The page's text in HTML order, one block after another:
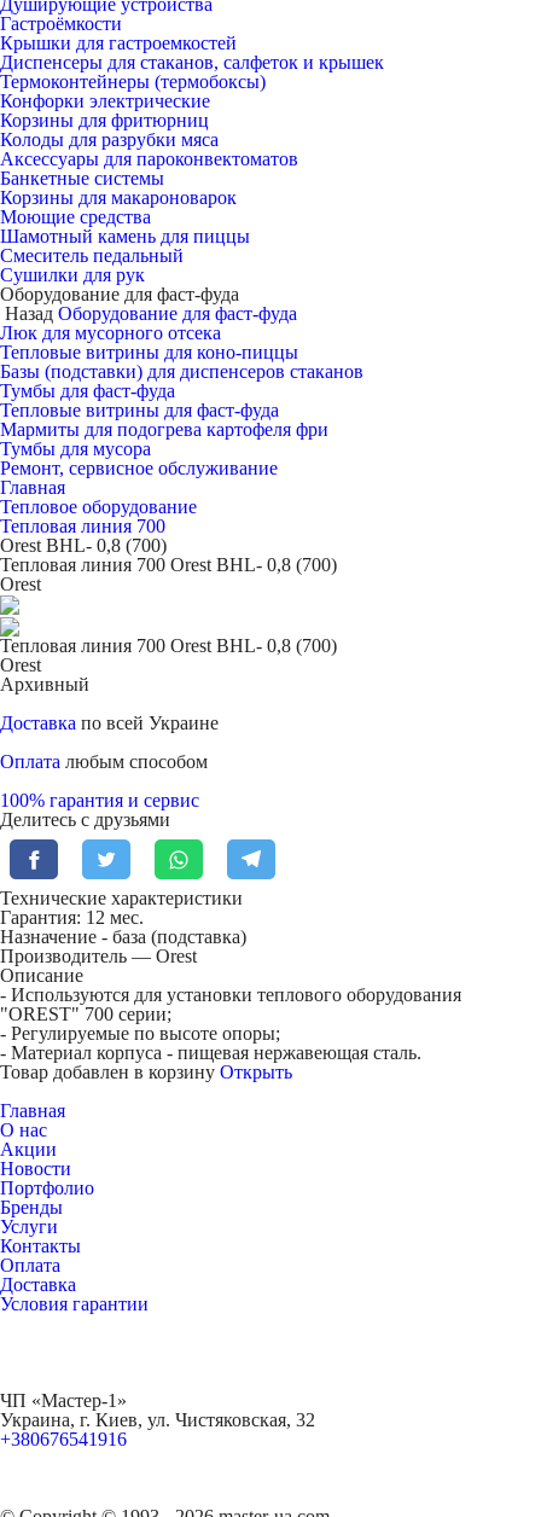
Душирующие устройства
Гастроёмкости
Крышки для гастроемкостей
Диспенсеры для стаканов, салфеток и крышек
Термоконтейнеры (термобоксы)
Конфорки электрические
Корзины для фритюрниц
Колоды для разрубки мяса
Аксессуары для пароконвектоматов
Банкетные системы
Корзины для макароноварок
Моющие средства
Шамотный камень для пиццы
Смеситель педальный
Сушилки для рук
Оборудование для фаст-фуда
Назад Оборудование для фаст-фуда
Люк для мусорного отсека
Тепловые витрины для коно-пиццы
Базы (подставки) для диспенсеров стаканов
Тумбы для фаст-фуда
Тепловые витрины для фаст-фуда
Мармиты для подогрева картофеля фри
Тумбы для мусора
Ремонт, сервисное обслуживание
Главная
Тепловое оборудование
Тепловая линия 700
Orest BHL- 0,8 (700)
Тепловая линия 700 Orest BHL- 0,8 (700)
Orest
Тепловая линия 700 Orest BHL- 0,8 (700)
Orest
Архивный
Доставка по всей Украине
Оплата любым способом
100% гарантия и сервис
Делитесь с друзьями
Технические характеристики
Гарантия: 12 мес.
Назначение - база (подставка)
Производитель — Orest
Описание
- Используются для установки теплового оборудования
"OREST" 700 серии;
- Регулируемые по высоте опоры;
- Материал корпуса - пищевая нержавеющая сталь.
Товар добавлен в корзину Открыть
Главная
О нас
Акции
Новости
Портфолио
Бренды
Услуги
Контакты
Оплата
Доставка
Условия гарантии
ЧП «Мастер-1»
Украина, г. Киев, ул. Чистяковская, 32
+380676541916